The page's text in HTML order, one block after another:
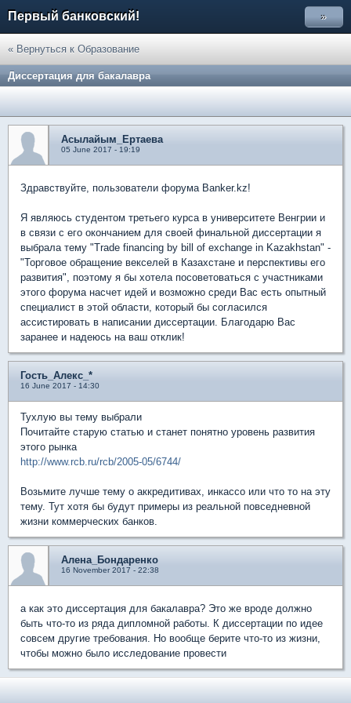
Первый банковский! »
« Вернуться к Образование
Диссертация для бакалавра
Асылайым_Ертаева
05 June 2017 - 19:19
Здравствуйте, пользователи форума Banker.kz!
Я являюсь студентом третьего курса в университете Венгрии и
в связи с его окончанием для своей финальной диссертации я
выбрала тему "Trade financing by bill of exchange in Kazakhstan" -
"Торговое обращение векселей в Казахстане и перспективы его
развития", поэтому я бы хотела посоветоваться с участниками
этого форума насчет идей и возможно среди Вас есть опытный
специалист в этой области, который бы согласился
ассистировать в написании диссертации. Благодарю Вас
заранее и надеюсь на ваш отклик!
Гость_Алекс_*
16 June 2017 - 14:30
Тухлую вы тему выбрали
Почитайте старую статью и станет понятно уровень развития
этого рынка
http://www.rcb.ru/rcb/2005-05/6744/
Возьмите лучше тему о аккредитивах, инкассо или что то на эту
тему. Тут хотя бы будут примеры из реальной повседневной
жизни коммерческих банков.
Алена_Бондаренко
16 November 2017 - 22:38
а как это диссертация для бакалавра? Это же вроде должно
быть что-то из ряда дипломной работы. К диссертации по идее
совсем другие требования. Но вообще берите что-то из жизни,
чтобы можно было исследование провести